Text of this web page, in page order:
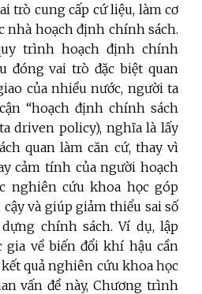
trò cung cấp cứ liệu, làm cơ
nhà hoạch định chính sách.
trình hoạch định chính
đóng vai trò đặc biệt quan
của nhiều nước, người ta
“hoạch định chính sách
driven policy), nghĩa là lấy
quan làm căn cứ, thay vì
cảm tính của người hoạch
nghiên cứu khoa học góp
và giúp giảm thiểu sai số
chính sách. Ví dụ, lập
gia về biến đổi khí hậu cần
quả nghiên cứu khoa học
vấn đề này, Chương trình